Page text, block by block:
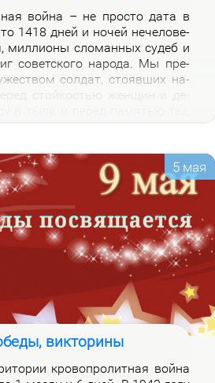
вой­на – не про­сто да­та в
1418 дней и но­чей нече­ло­ве­
мил­ли­о­ны сло­ман­ных су­деб и
со­вет­ско­го на­ро­да. Мы пре­
сол­дат, сто­яв­ших на­
5 мая
викторины
кро­во­про­лит­ная вой­на